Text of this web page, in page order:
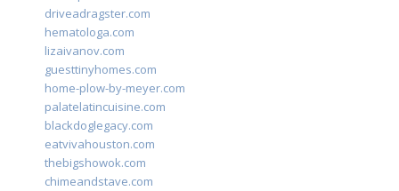
driveadragster.com
hematologa.com
lizaivanov.com
guesttinyhomes.com
home-plow-by-meyer.com
palatelatincuisine.com
blackdoglegacy.com
eatvivahouston.com
thebigshowok.com
chimeandstave.com